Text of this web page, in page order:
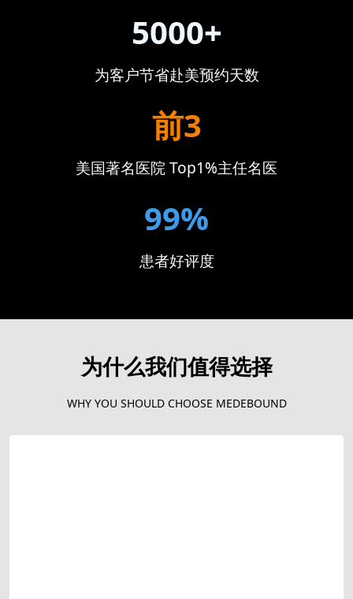
5000+
为客户节省赴美预约天数
前3
美国著名医院 Top1%主任名医
99%
患者好评度
为什么我们值得选择
WHY YOU SHOULD CHOOSE MEDEBOUND